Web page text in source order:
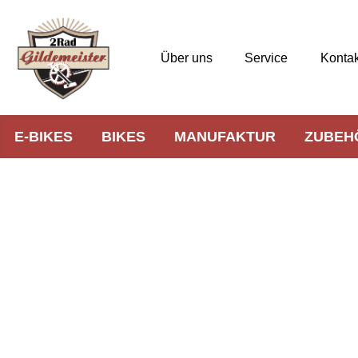
Über uns Service
E-BIKES BIKES MANUFAKTUR